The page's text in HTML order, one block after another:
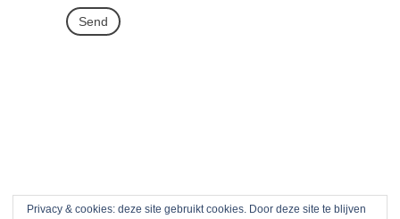
Privacy & cookies: deze site gebruikt cookies. Door deze site te blijven